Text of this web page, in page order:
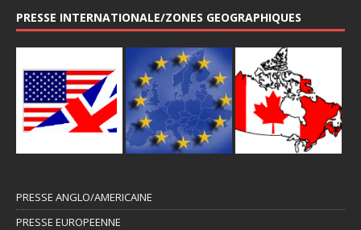
PRESSE INTERNATIONALE/ZONES GEOGRAPHIQUES
PRESSE ANGLO/AMERICAINE
PRESSE EUROPEENNE